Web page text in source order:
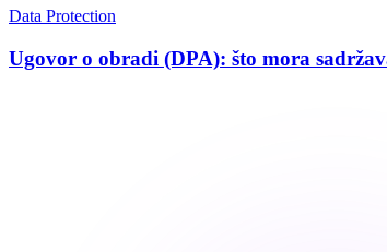
Data Protection
Ugovor o obradi (DPA): što mora